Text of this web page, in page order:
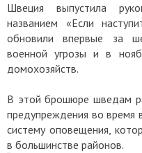
Швеция выпустила
названием «Если
обновили впервые за
военной угрозы и в
домохозяйств.
В этой брошюре шведам
предупреждения во время
систему оповещения,
в большинстве районов.